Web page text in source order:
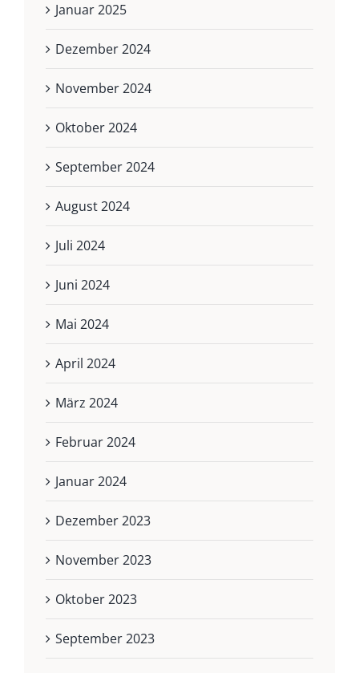
Januar 2025
Dezember 2024
November 2024
Oktober 2024
September 2024
August 2024
Juli 2024
Juni 2024
Mai 2024
April 2024
März 2024
Februar 2024
Januar 2024
Dezember 2023
November 2023
Oktober 2023
September 2023